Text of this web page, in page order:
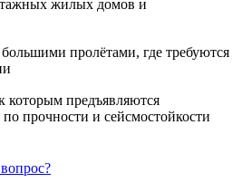
жилых домов и
пролётами, где требуются
которым предъявляются
прочности и сейсмостойкости